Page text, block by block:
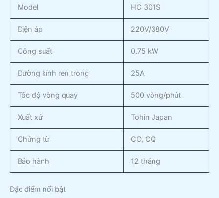
Model HC 301S
Điện áp 220V/380V
Công suất 0.75 kW
Đường kính ren trong 25A
Tốc độ vòng quay 500 vòng/phút
Xuất xứ Tohin Japan
Chứng từ CO, CQ
Bảo hành 12 tháng
Đặc điểm nổi bật